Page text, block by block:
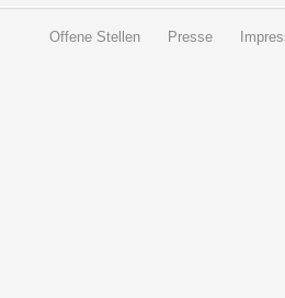
Offene Stellen Presse